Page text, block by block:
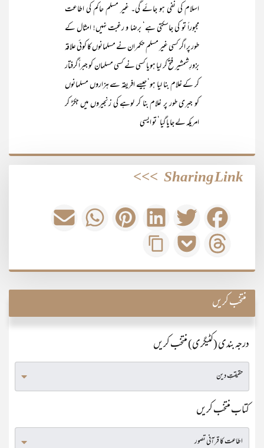
اسلام کی نفی ہو جائے گی۔ غیر مسلم حاکم کی اطاعت
مجبوراً تو کی جاسکتی ہے‘ برضا و رغبت نہیں! امثال کے
طور پر اگر کسی غیر مسلم حکمران نے مسلمانوں کا کوئی علاقہ
بزورِ شمشیر فتح کر لیا ہویا کسی نے کسی مسلمان کو جبراً گرفتار
کر کے غلام بنا لیا ہو‘ جیسے افریقہ سے ہزاروں مسلمانوں
کو جبری طور پر غلام بنا کر لوہے کی زنجیروں میں جکڑ کر
امریکہ لے جایا گیا‘ تو ایسی
Sharing Link
>>>
منتخب کریں
درجہ بندی (کٹیگری) منتخب کریں
کتاب منتخب کریں